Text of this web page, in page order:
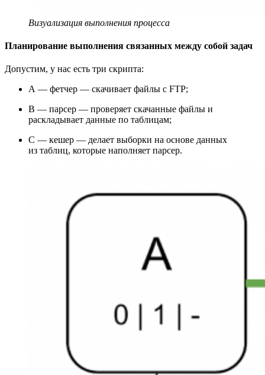
Визуализация выполнения процесса
Планирование выполнения связанных между собой задач
Допустим, у нас есть три скрипта:
A — фетчер — скачивает файлы с FTP;
B — парсер — проверяет скачанные файлы и
раскладывает данные по таблицам;
С — кешер — делает выборки на основе данных
из таблиц, которые наполняет парсер.